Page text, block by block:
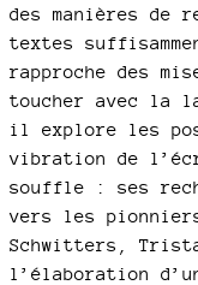
des manières de
textes
rapproche des
toucher avec la
il explore les
vibration de
souffle : ses
vers les
Schwitters,
l’élaboration